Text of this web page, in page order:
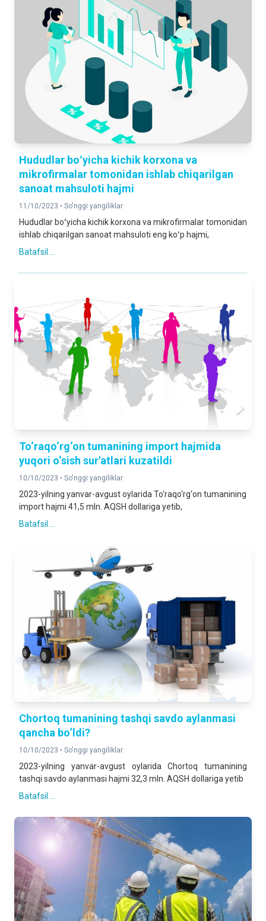
Hududlar boʻyicha kichik korxona va
mikrofirmalar tomonidan ishlab chiqarilgan
sanoat mahsuloti hajmi
11/10/2023 • So'nggi yangiliklar
Hududlar boʻyicha kichik korxona va mikrofirmalar tomonidan
ishlab chiqarilgan sanoat mahsuloti eng koʻp hajmi,
Batafsil ...
To‘raqo‘rg‘on tumanining import hajmida
yuqori o‘sish sur'atlari kuzatildi
10/10/2023 • So'nggi yangiliklar
2023-yilning yanvar-avgust oylarida To‘raqo‘rg‘on tumanining
import hajmi 41,5 mln. AQSH dollariga yetib,
Batafsil ...
Chortoq tumanining tashqi savdo aylanmasi
qancha bo‘ldi?
10/10/2023 • So'nggi yangiliklar
2023-yilning yanvar-avgust oylarida Chortoq tumanining
tashqi savdo aylanmasi hajmi 32,3 mln. AQSH dollariga yetib
Batafsil ...